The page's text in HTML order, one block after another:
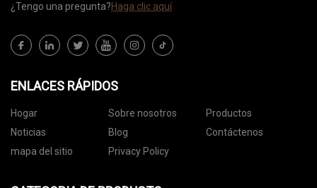
¿Tengo una pregunta?Haga clic aquí
ENLACES RÁPIDOS
Hogar Sobre nosotros
Productos
Noticias
Blog
Contáctenos
mapa del sitio
Privacy Policy